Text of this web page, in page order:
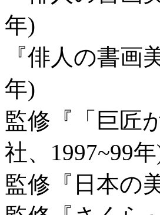
年)
『俳人の書
年)
監修『「巨匠
社、1997~99
監修『日本の